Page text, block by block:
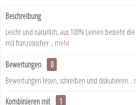
Beschreibung
Leicht und natürlich, aus 100% Leinen besteht
mit französischer... mehr
Bewertungen
0
Bewertungen lesen, schreiben und diskutieren...
Kombinieren mit
1